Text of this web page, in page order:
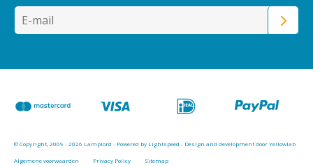
© Copyright, 2009 - 2026 Lamplord - Powered by Lightspeed - Design and development door Yellowlab
Algemene voorwaarden Privacy Policy Sitemap